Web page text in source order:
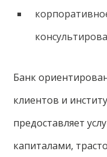
Банк
клиентов и
предоставляет
капиталами,